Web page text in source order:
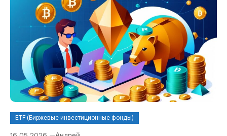
ETF (Биржевые инвестиционные фонды)